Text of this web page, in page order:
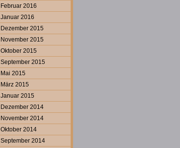
Februar 2016
Januar 2016
Dezember 2015
November 2015
Oktober 2015
September 2015
Mai 2015
März 2015
Januar 2015
Dezember 2014
November 2014
Oktober 2014
September 2014